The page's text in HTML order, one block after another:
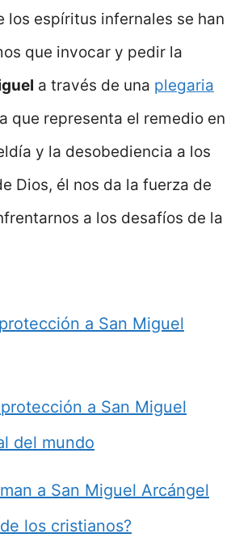
los espíritus infernales se han
que invocar y pedir la
a través de una plegaria
que representa el remedio en
y la desobediencia a los
Dios, él nos da la fuerza de
a los desafíos de la
a San Miguel
a San Miguel
del mundo
a San Miguel Arcángel
los cristianos?